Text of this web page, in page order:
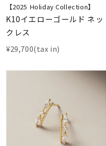
【2025 Holiday Collection】
K10イエローゴールド ネッ
クレス
¥29,700(tax in)